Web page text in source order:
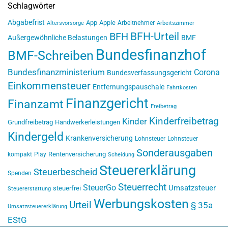
Schlagwörter
Abgabefrist Altersvorsorge App Apple Arbeitnehmer Arbeitszimmer
Außergewöhnliche Belastungen BFH BFH-Urteil BMF
BMF-Schreiben Bundesfinanzhof
Bundesfinanzministerium Bundesverfassungsgericht Corona
Einkommensteuer Entfernungspauschale Fahrtkosten
Finanzamt Finanzgericht Freibetrag
Grundfreibetrag Handwerkerleistungen Kinder Kinderfreibetrag
Kindergeld Krankenversicherung Lohnsteuer Lohnsteuer
kompakt Play Rentenversicherung Scheidung Sonderausgaben
Spenden Steuerbescheid Steuererklärung
Steuererstattung steuerfrei SteuerGo Steuerrecht Umsatzsteuer
Umsatzsteuererklärung Urteil Werbungskosten § 35a
EStG